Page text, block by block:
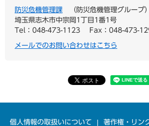
防災危機管理課
防災危機管理グループ
埼玉県志木市中宗岡1丁目1番1号
Tel：048-473-1123
Fax：048-473-
メールでのお問い合わせはこちら
個人情報の取扱いについて 著作権・リン